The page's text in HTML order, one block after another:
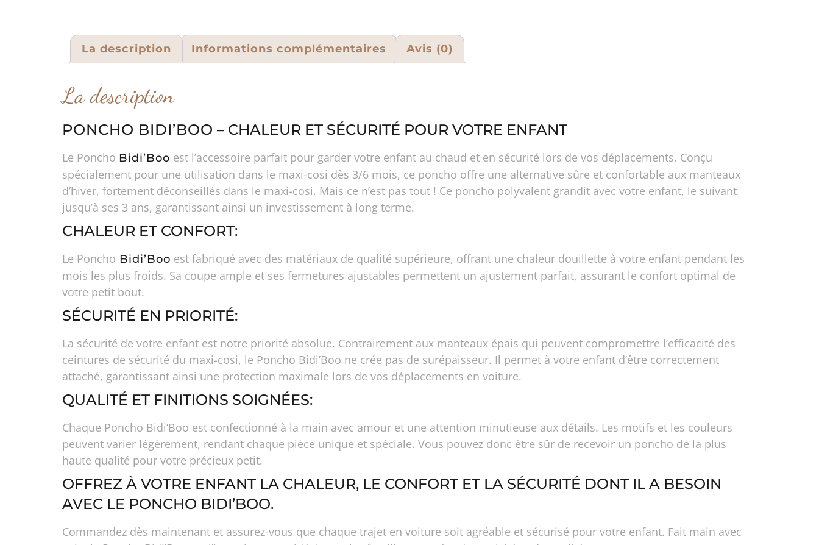
La description Informations complémentaires Avis (0)
La description
PONCHO BIDI’BOO – CHALEUR ET SÉCURITÉ POUR VOTRE ENFANT
Le Poncho Bidi’Boo est l’accessoire parfait pour garder votre enfant au chaud et en sécurité lors de vos déplacements. Conçu
spécialement pour une utilisation dans le maxi-cosi dès 3/6 mois, ce poncho offre une alternative sûre et confortable aux manteaux
d’hiver, fortement déconseillés dans le maxi-cosi. Mais ce n’est pas tout ! Ce poncho polyvalent grandit avec votre enfant, le suivant
jusqu’à ses 3 ans, garantissant ainsi un investissement à long terme.
CHALEUR ET CONFORT:
Le Poncho Bidi’Boo est fabriqué avec des matériaux de qualité supérieure, offrant une chaleur douillette à votre enfant pendant les
mois les plus froids. Sa coupe ample et ses fermetures ajustables permettent un ajustement parfait, assurant le confort optimal de
votre petit bout.
SÉCURITÉ EN PRIORITÉ:
La sécurité de votre enfant est notre priorité absolue. Contrairement aux manteaux épais qui peuvent compromettre l’efficacité des
ceintures de sécurité du maxi-cosi, le Poncho Bidi’Boo ne crée pas de surépaisseur. Il permet à votre enfant d’être correctement
attaché, garantissant ainsi une protection maximale lors de vos déplacements en voiture.
QUALITÉ ET FINITIONS SOIGNÉES:
Chaque Poncho Bidi’Boo est confectionné à la main avec amour et une attention minutieuse aux détails. Les motifs et les couleurs
peuvent varier légèrement, rendant chaque pièce unique et spéciale. Vous pouvez donc être sûr de recevoir un poncho de la plus
haute qualité pour votre précieux petit.
OFFREZ À VOTRE ENFANT LA CHALEUR, LE CONFORT ET LA SÉCURITÉ DONT IL A BESOIN
AVEC LE PONCHO BIDI’BOO.
Commandez dès maintenant et assurez-vous que chaque trajet en voiture soit agréable et sécurisé pour votre enfant. Fait main avec